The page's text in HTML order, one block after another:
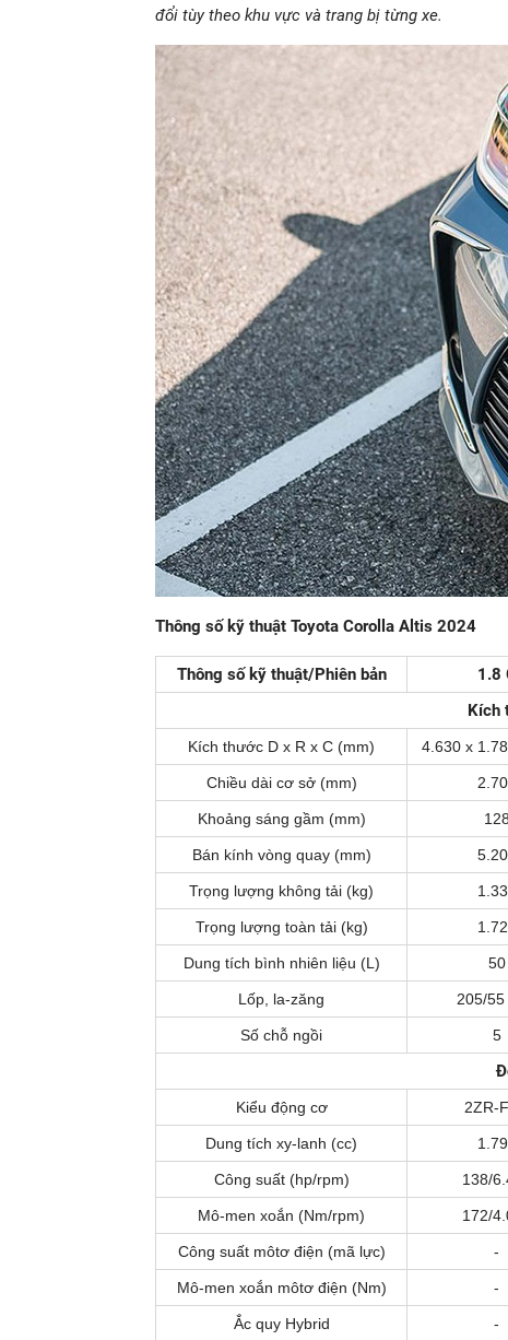
đổi tùy theo khu vực và trang bị từng xe.
Thông số kỹ thuật Toyota Corolla Altis 2024
Thông số kỹ thuật/Phiên bản 1.8
Kích
Kích thước D x R x C (mm) 4.630 x
Chiều dài cơ sở (mm)
Khoảng sáng gầm (mm) 128
Bán kính vòng quay (mm)
Trọng lượng không tải (kg)
Trọng lượng toàn tải (kg)
Dung tích bình nhiên liệu (L) 50
Lốp, la-zăng 205/55
Số chỗ ngồi 5
Kiểu động cơ 2ZR-
Dung tích xy-lanh (cc)
Công suất (hp/rpm) 138/
Mô-men xoắn (Nm/rpm) 172/
Công suất môtơ điện (mã lực) -
Mô-men xoắn môtơ điện (Nm) -
Ắc quy Hybrid -